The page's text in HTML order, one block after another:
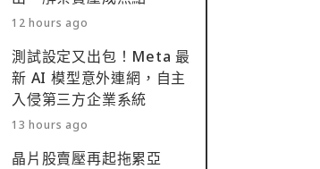
12 hours ago
測試設定又出包！Meta 最
新 AI 模型意外連網，自主
入侵第三方企業系統
13 hours ago
晶片股賣壓再起拖累亞